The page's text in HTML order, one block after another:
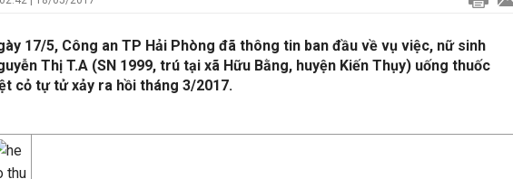
17/5, Công an TP Hải Phòng đã thông tin ban đầu về vụ việc, nữ sinh
Thị T.A (SN 1999, trú tại xã Hữu Bằng, huyện Kiến Thụy) uống thuốc
cỏ tự tử xảy ra hồi tháng 3/2017.